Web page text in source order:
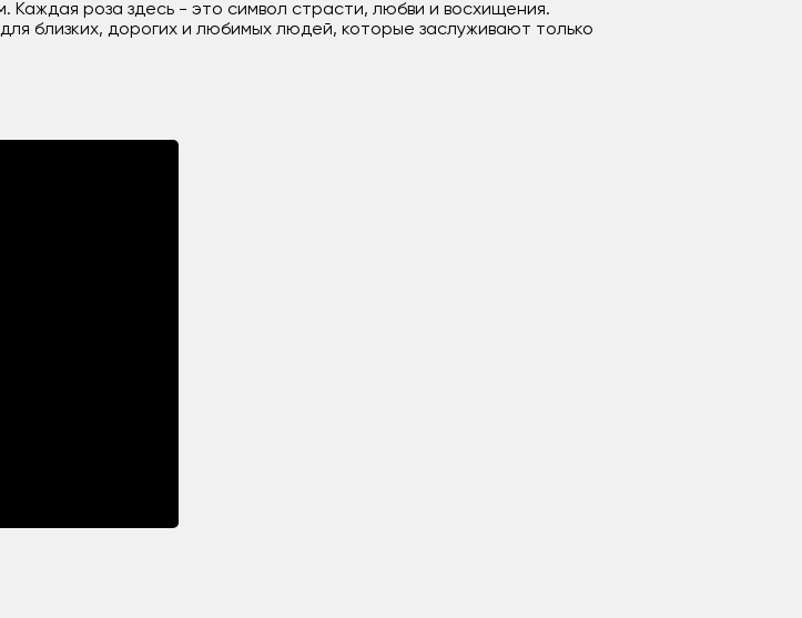
роза здесь - это символ страсти, любви и восхищения.
близких, дорогих и любимых людей, которые заслуживают только